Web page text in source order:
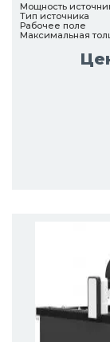
Мощность
Тип источника
Рабочее поле
Максимальная